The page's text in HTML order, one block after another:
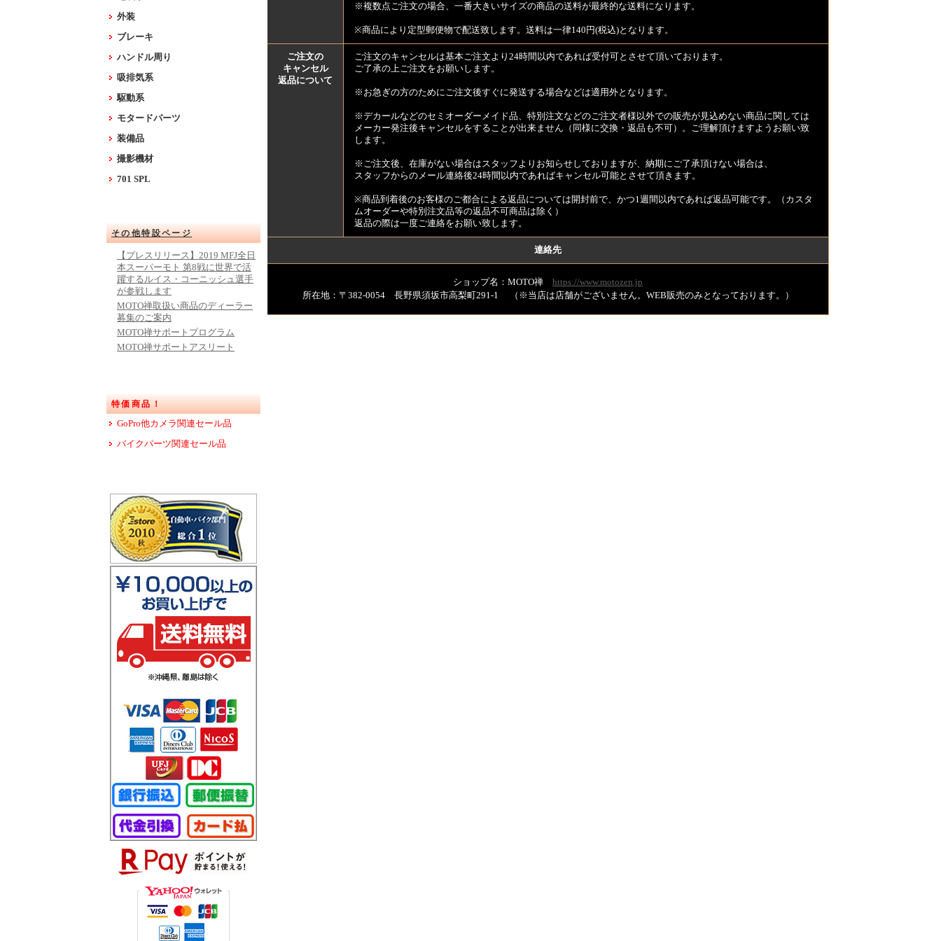
外装
ブレーキ
ハンドル周り
吸排気系
駆動系
モタードパーツ
装備品
撮影機材
701 SPL
その他特設ページ
【プレスリリース】2019 MFJ全日
本スーパーモト 第8戦に世界で活
躍するルイス・コーニッシュ選手
が参戦します
MOTO禅取扱い商品のディーラー
募集のご案内
MOTO禅サポートプログラム
MOTO禅サポートアスリート
特価商品！
GoPro他カメラ関連セール品
バイクパーツ関連セール品
※複数点ご注文の場合、一番大きいサイズの商品の送料が最終的な送料になります。
※商品により定型郵便物で配送致します。送料は一律140円(税込)となります。
ご注文の
キャンセル
返品について
ご注文のキャンセルは基本ご注文より24時間以内であれば受付可とさせて頂いております。
ご了承の上ご注文をお願いします。
※お急ぎの方のためにご注文後すぐに発送する場合などは適用外となります。
※デカールなどのセミオーダーメイド品、特別注文などのご注文者様以外での販売が見込めない商品に関しては
メーカー発注後キャンセルをすることが出来ません（同様に交換・返品も不可）。ご理解頂けますようお願い致
します。
※ご注文後、在庫がない場合はスタッフよりお知らせしておりますが、納期にご了承頂けない場合は、
スタッフからのメール連絡後24時間以内であればキャンセル可能とさせて頂きます。
※商品到着後のお客様のご都合による返品については開封前で、かつ1週間以内であれば返品可能です。（カスタ
ムオーダーや特別注文品等の返品不可商品は除く）
返品の際は一度ご連絡をお願い致します。
連絡先
ショップ名：MOTO禅 https://www.motozen.jp
所在地：〒382-0054 長野県須坂市高梨町291-1 （※当店は店舗がございません。WEB販売のみとなっております。）